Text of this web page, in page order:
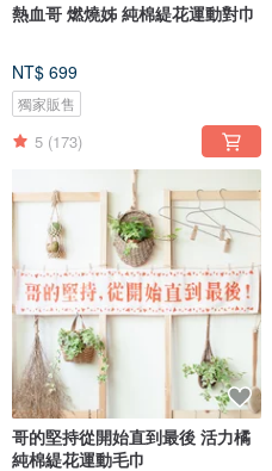
熱血哥 燃燒姊 純棉緹花運動對巾
NT$ 699
獨家販售
5 (173)
哥的堅持從開始直到最後 活力橘
純棉緹花運動毛巾